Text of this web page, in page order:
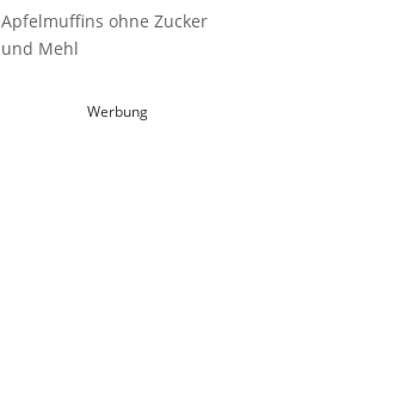
Apfelmuffins ohne Zucker
und Mehl
Werbung